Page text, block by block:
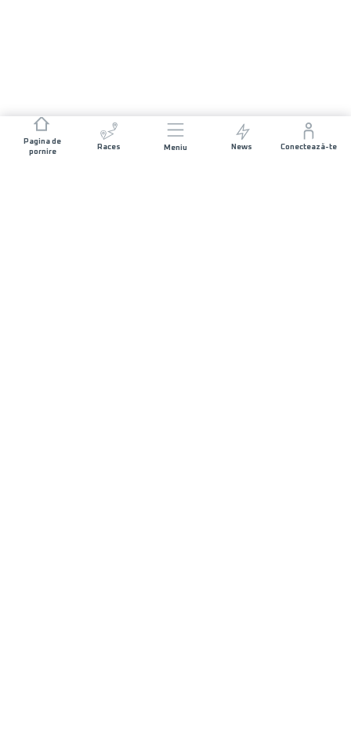
Pagina de
pornire
Races Meniu News Conectează-te